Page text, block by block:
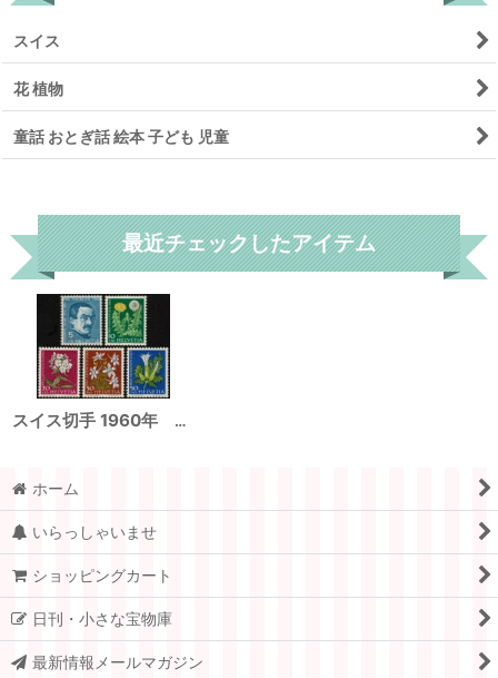
スイス
花 植物
童話 おとぎ話 絵本 子ども 児童
最近チェックしたアイテム
スイス切手 1960年 セイヨウタンポポ クサキョウチクトウ 花 児童福祉 5種
ホーム
いらっしゃいませ
ショッピングカート
日刊・小さな宝物庫
最新情報メールマガジン